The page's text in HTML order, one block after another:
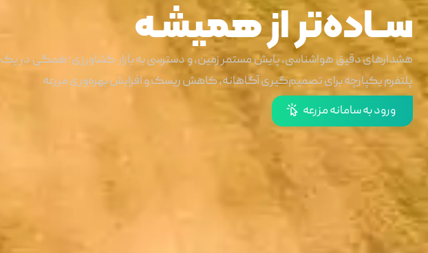
ســاده‌تر از همیشـه
هشدارهای دقیق هواشناسی، پایش مستمر زمین، و دسترسی به بازار کشاورزی؛ همگی در یک
پلتفرم یکپارچه برای تصمیم‌گیری آگاهانه، کاهش ریسک و افزایش بهره‌وری مزرعه
ورود به سامانه مزرعه